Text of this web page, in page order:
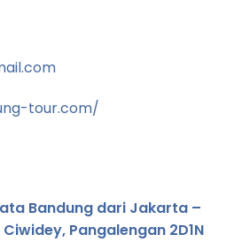
tour.com/
Bandung dari Jakarta –
Pangalengan 2D1N